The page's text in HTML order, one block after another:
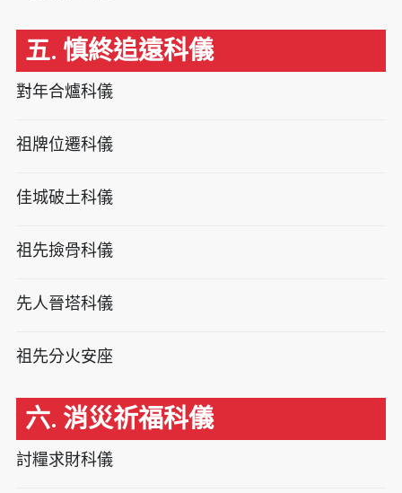
五. 慎終追遠科儀
對年合爐科儀
祖牌位遷科儀
佳城破土科儀
祖先撿骨科儀
先人晉塔科儀
祖先分火安座
六. 消災祈福科儀
討糧求財科儀